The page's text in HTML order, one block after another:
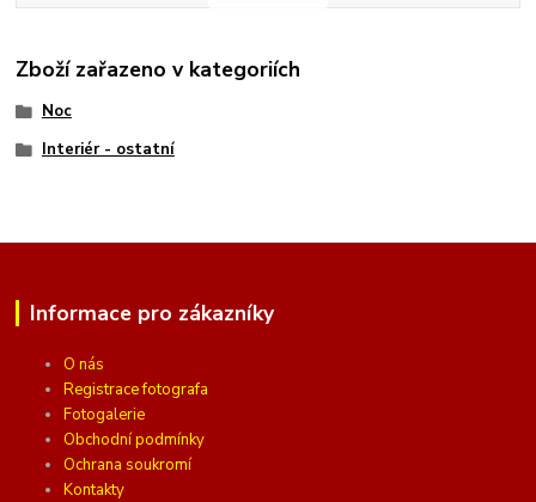
Zboží zařazeno v kategoriích
Noc
Interiér - ostatní
Informace pro zákazníky
O nás
Registrace fotografa
Fotogalerie
Obchodní podmínky
Ochrana soukromí
Kontakty